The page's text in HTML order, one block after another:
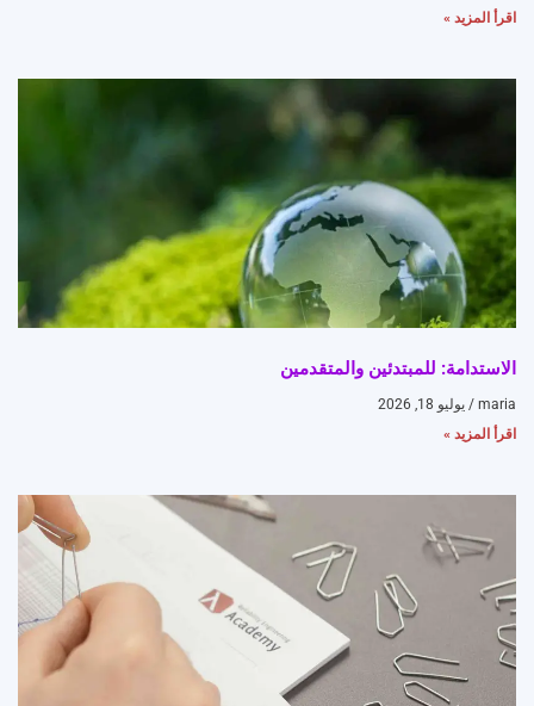
اقرأ المزيد »
الاستدامة: للمبتدئين والمتقدمين
maria
يوليو 18, 2026
اقرأ المزيد »